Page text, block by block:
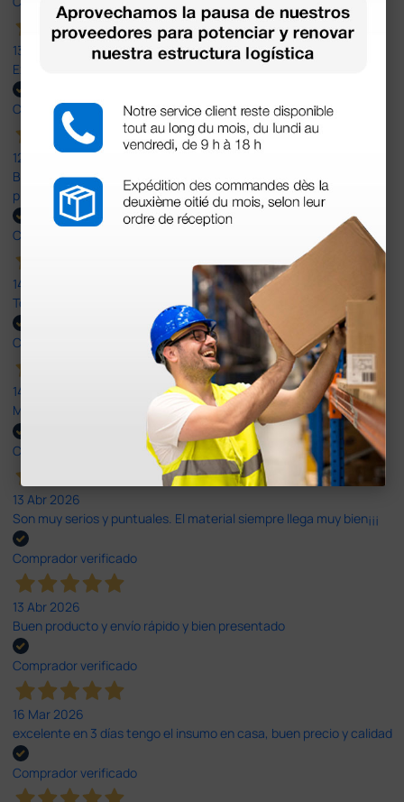
13 Jul 2026
Excelente
Comprador verificado
12 Jun 2026
Bien, rápida y sin problemas. No me gusta que se oferten
productos sin incluir el IVA que luego nos van a cobrar.
Comprador verificado
14 Abr 2026
Todo muy rápido y fácil,volveré a comprar.
Comprador verificado
14 Abr 2026
Muy buena. Excelente trato, disposición y rapidez
Comprador verificado
13 Abr 2026
Son muy serios y puntuales. El material siempre llega muy bien¡¡¡
Comprador verificado
13 Abr 2026
Buen producto y envío rápido y bien presentado
Comprador verificado
16 Mar 2026
excelente en 3 días tengo el insumo en casa, buen precio y calidad
Comprador verificado